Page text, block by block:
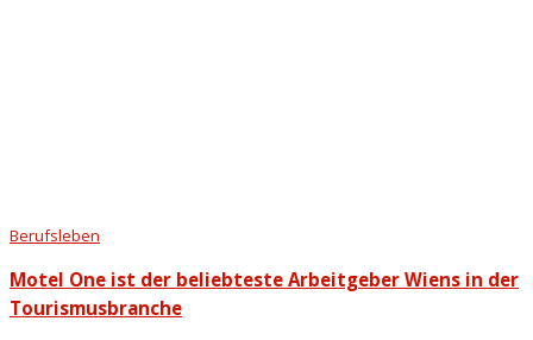
Berufsleben
Motel One ist der beliebteste Arbeitgeber Wiens in der
Tourismusbranche